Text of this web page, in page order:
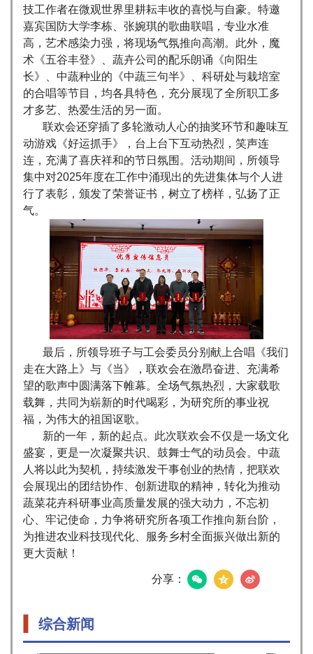
技工作者在微观世界里耕耘丰收的喜悦与自豪。特邀
嘉宾国防大学李栋、张婉琪的歌曲联唱，专业水准
高，艺术感染力强，将现场气氛推向高潮。此外，魔
术《五谷丰登》、蔬卉公司的配乐朗诵《向阳生
长》、中蔬种业的《中蔬三句半》、科研处与栽培室
的合唱等节目，均各具特色，充分展现了全所职工多
才多艺、热爱生活的另一面。
联欢会还穿插了多轮激动人心的抽奖环节和趣味互
动游戏《好运抓手》，台上台下互动热烈，笑声连
连，充满了喜庆祥和的节日氛围。活动期间，所领导
集中对2025年度在工作中涌现出的先进集体与个人进
行了表彰，颁发了荣誉证书，树立了榜样，弘扬了正
气。
最后，所领导班子与工会委员分别献上合唱《我们
走在大路上》与《当》，联欢会在激昂奋进、充满希
望的歌声中圆满落下帷幕。全场气氛热烈，大家载歌
载舞，共同为崭新的时代喝彩，为研究所的事业祝
福，为伟大的祖国讴歌。
新的一年，新的起点。此次联欢会不仅是一场文化
盛宴，更是一次凝聚共识、鼓舞士气的动员会。中蔬
人将以此为契机，持续激发干事创业的热情，把联欢
会展现出的团结协作、创新进取的精神，转化为推动
蔬菜花卉科研事业高质量发展的强大动力，不忘初
心、牢记使命，力争将研究所各项工作推向新台阶，
为推进农业科技现代化、服务乡村全面振兴做出新的
更大贡献！
分享：
综合新闻